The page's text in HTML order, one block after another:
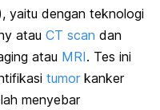
yaitu dengan teknologi
atau CT scan dan
atau MRI. Tes ini
tumor kanker
menyebar